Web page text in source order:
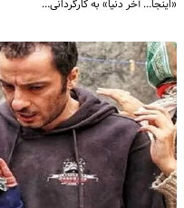
«اینجا… آخر دنیا» به کارگردانی…